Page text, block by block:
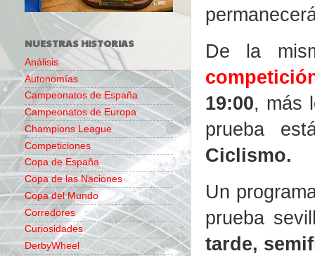
De la
19:00, más
prueba
Ciclismo.
Un
prueba
tarde,
NUESTRAS HISTORIAS
Análisis
Autonomías
Campeonatos de España
Campeonatos de Europa
Champions League
Competiciones
Copa de España
Copa de las Naciones
Copa del Mundo
Corredores
Curiosidades
DerbyWheel